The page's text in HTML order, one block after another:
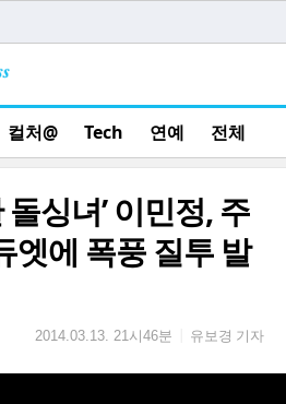
컬처@ Tech 연예 전체
싱녀’ 이민정, 주
엣에 폭풍 질투 발
2014.03.13. 21시46분 유보경 기자